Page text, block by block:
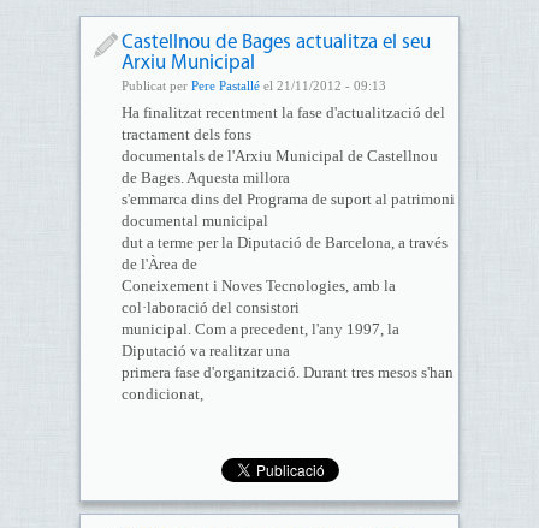
Castellnou de Bages actualitza el seu
Arxiu Municipal
Publicat per Pere Pastalléel 21/11/2012 - 09:13
Ha finalitzat recentment la fase d'actualització del
tractament dels fons
documentals de l'Arxiu Municipal de Castellnou
de Bages. Aquesta millora
s'emmarca dins del Programa de suport al patrimoni
documental municipal
dut a terme per la Diputació de Barcelona, a través
de l'Àrea de
Coneixement i Noves Tecnologies, amb la
col·laboració del consistori
municipal. Com a precedent, l'any 1997, la
Diputació va realitzar una
primera fase d'organització. Durant tres mesos s'han
condicionat,